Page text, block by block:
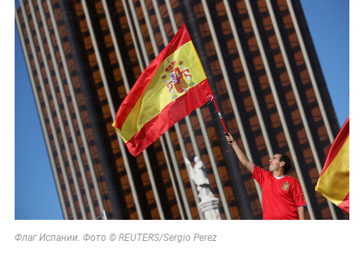
Флаг Испании. Фото © REUTERS/Sergio Perez